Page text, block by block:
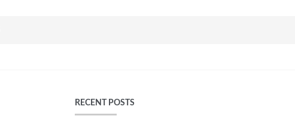
RECENT POSTS